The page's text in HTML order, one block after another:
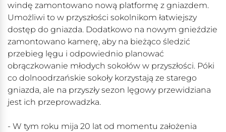
windę zamontowano nową platformę z gniazdem.
Umożliwi to w przyszłości sokolnikom łatwiejszy
dostęp do gniazda. Dodatkowo na nowym gnieździe
zamontowano kamerę, aby na bieżąco śledzić
przebieg lęgu i odpowiednio planować
obrączkowanie młodych sokołów w przyszłości. Póki
co dolnoodrzańskie sokoły korzystają ze starego
gniazda, ale na przyszły sezon lęgowy przewidziana
jest ich przeprowadzka.
- W tym roku mija 20 lat od momentu założenia